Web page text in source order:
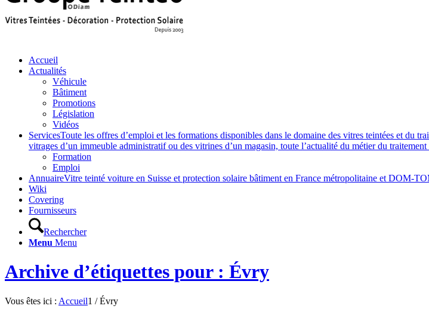
Accueil
Actualités
Véhicule
Bâtiment
Promotions
Législation
Vidéos
ServicesToute les offres d’emploi et les formations disponibles dans le domaine des vitres teintées et du
vitrages d’un immeuble administratif ou des vitrines d’un magasin, toute l’actualité du métier du
Formation
Emploi
AnnuaireVitre teinté voiture en Suisse et protection solaire bâtiment en France métropolitaine et DOM-
Wiki
Covering
Fournisseurs
Rechercher
Menu Menu
Archive d’étiquettes pour : Évry
Vous êtes ici : Accueil1 / Évry